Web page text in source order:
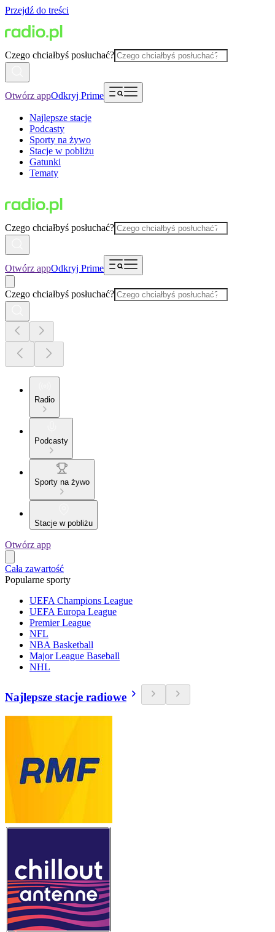
Przejdź do treści
Czego chciałbyś posłuchać?
Otwórz appOdkryj Prime
Najlepsze stacje
Podcasty
Sporty na żywo
Stacje w pobliżu
Gatunki
Tematy
Czego chciałbyś posłuchać?
Otwórz appOdkryj Prime
Czego chciałbyś posłuchać?
Radio
Podcasty
Sporty na żywo
Stacje w pobliżu
Otwórz app
Cała zawartość
Popularne sporty
UEFA Champions League
UEFA Europa League
Premier League
NFL
NBA Basketball
Major League Baseball
NHL
Najlepsze stacje radiowe